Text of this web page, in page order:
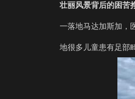
壮丽风景背后的困苦
一落地马达加斯加，
地很多儿童患有足部